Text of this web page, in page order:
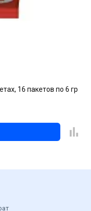
16 пакетов по 6 гр